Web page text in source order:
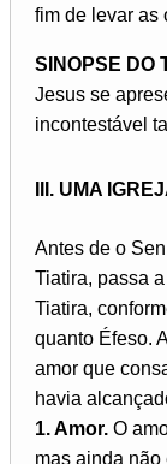
fim de levar as
SINOPSE DO
Jesus se
incontestável
III. UMA
Antes de o
Tiatira, passa
Tiatira,
quanto Éfeso.
amor que
havia
1. Amor. O
mas ainda